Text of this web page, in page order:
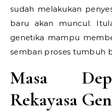
sudah melakukan
baru akan muncul.
genetika mampu
sembari proses tumbuh
Masa
Rekayasa